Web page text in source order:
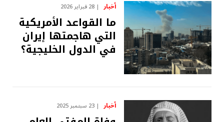
أخبار 28 فبراير 2026
ما القواعد الأمريكية
التي هاجمتها إيران
في الدول الخليجية؟
أخبار 23 سبتمبر 2025